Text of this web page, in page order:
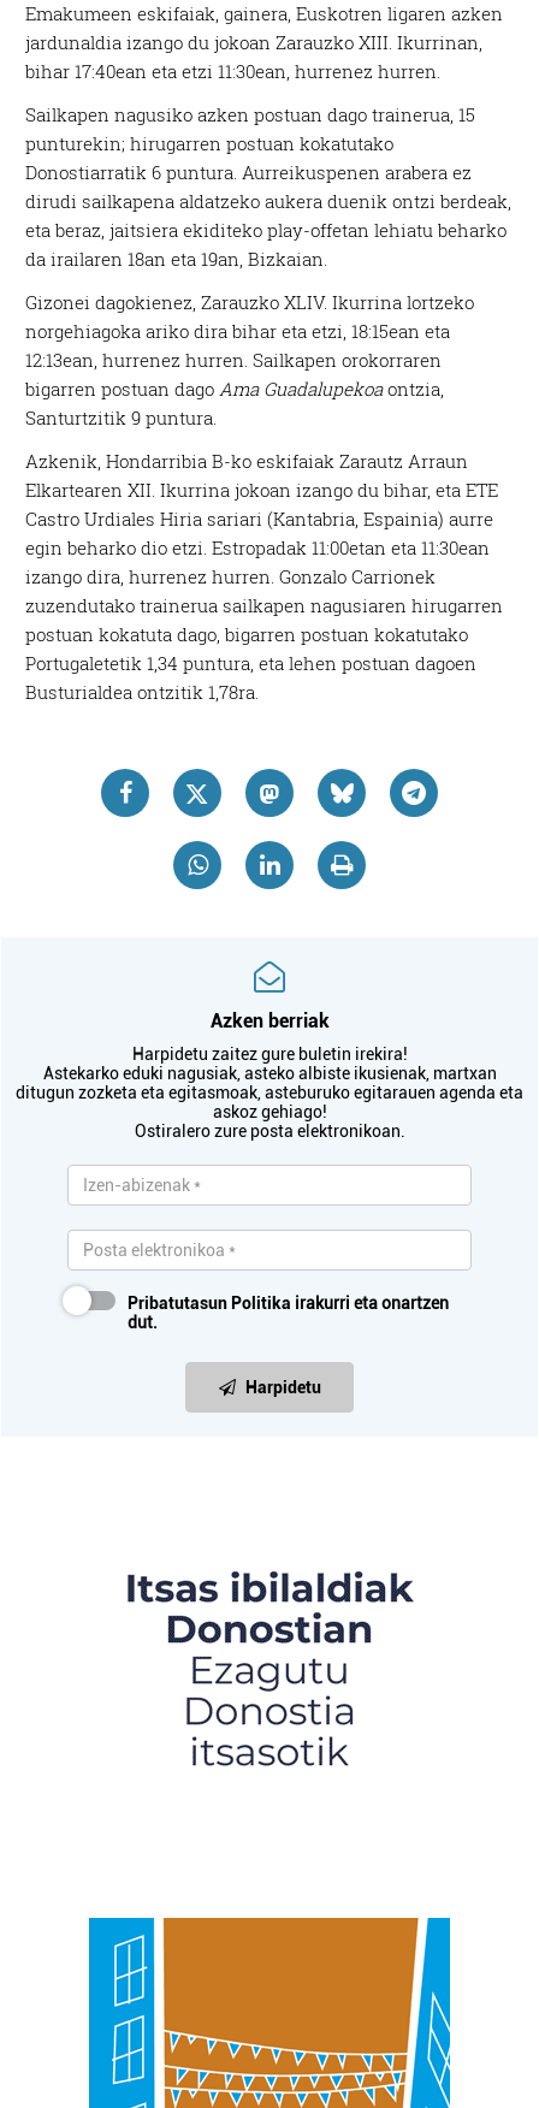
Emakumeen eskifaiak, gainera, Euskotren ligaren azken
jardunaldia izango du jokoan Zarauzko XIII. Ikurrinan,
bihar 17:40ean eta etzi 11:30ean, hurrenez hurren.
Sailkapen nagusiko azken postuan dago trainerua, 15
punturekin; hirugarren postuan kokatutako
Donostiarratik 6 puntura. Aurreikuspenen arabera ez
dirudi sailkapena aldatzeko aukera duenik ontzi berdeak,
eta beraz, jaitsiera ekiditeko play-offetan lehiatu beharko
da irailaren 18an eta 19an, Bizkaian.
Gizonei dagokienez, Zarauzko XLIV. Ikurrina lortzeko
norgehiagoka ariko dira bihar eta etzi, 18:15ean eta
12:13ean, hurrenez hurren. Sailkapen orokorraren
bigarren postuan dagoAma Guadalupekoaontzia,
Santurtzitik 9 puntura.
Azkenik, Hondarribia B-ko eskifaiak Zarautz Arraun
Elkartearen XII. Ikurrina jokoan izango du bihar, eta ETE
Castro Urdiales Hiria sariari (Kantabria, Espainia) aurre
egin beharko dio etzi. Estropadak 11:00etan eta 11:30ean
izango dira, hurrenez hurren. Gonzalo Carrionek
zuzendutako trainerua sailkapen nagusiaren hirugarren
postuan kokatuta dago, bigarren postuan kokatutako
Portugaletetik 1,34 puntura, eta lehen postuan dagoen
Busturialdea ontzitik 1,78ra.
Azken berriak
Harpidetu zaitez gure buletin irekira!
Astekarko eduki nagusiak, asteko albiste ikusienak, martxan
ditugun zozketa eta egitasmoak, asteburuko egitarauen agenda eta
askoz gehiago!
Ostiralero zure posta elektronikoan.
Pribatutasun Politika irakurri eta onartzen
dut.
Harpidetu